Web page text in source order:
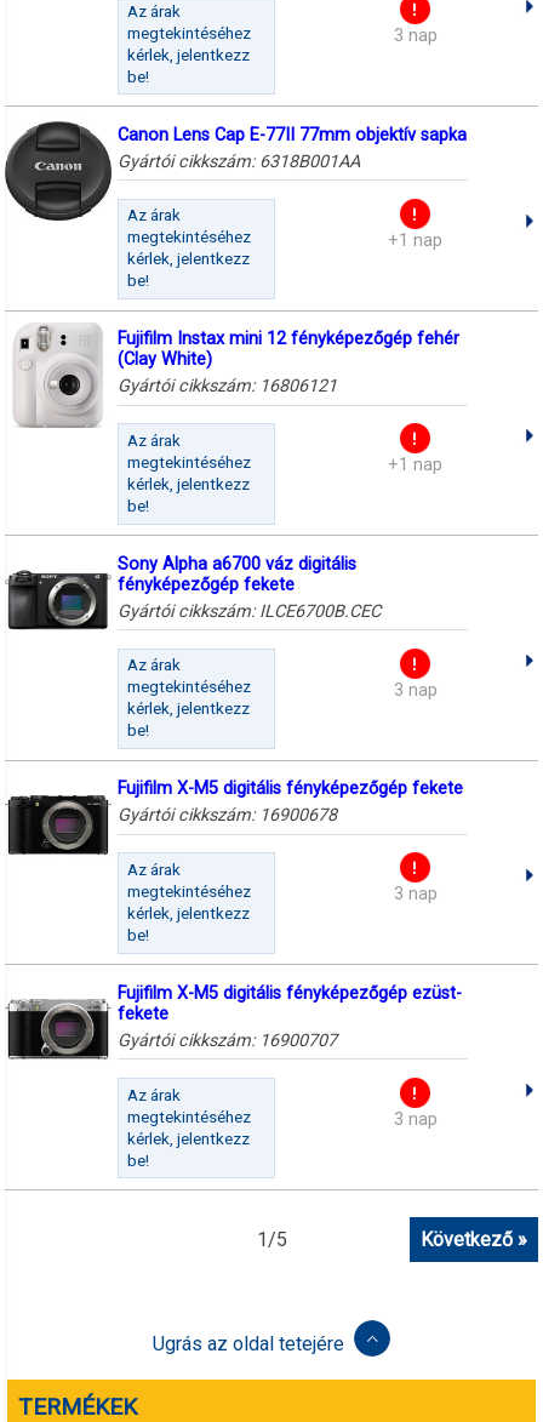
Az árak
megtekintéséhez
kérlek, jelentkezz
be!
3 nap
Canon Lens Cap E-77II 77mm objektív sapka
Gyártói cikkszám: 6318B001AA
Az árak
megtekintéséhez
kérlek, jelentkezz
be!
+1 nap
Fujifilm Instax mini 12 fényképezőgép fehér
(Clay White)
Gyártói cikkszám: 16806121
Az árak
megtekintéséhez
kérlek, jelentkezz
be!
+1 nap
Sony Alpha a6700 váz digitális
fényképezőgép fekete
Gyártói cikkszám: ILCE6700B.CEC
Az árak
megtekintéséhez
kérlek, jelentkezz
be!
3 nap
Fujifilm X-M5 digitális fényképezőgép fekete
Gyártói cikkszám: 16900678
Az árak
megtekintéséhez
kérlek, jelentkezz
be!
3 nap
Fujifilm X-M5 digitális fényképezőgép ezüst-
fekete
Gyártói cikkszám: 16900707
Az árak
megtekintéséhez
kérlek, jelentkezz
be!
3 nap
1/5 Következő »
Ugrás az oldal tetejére
TERMÉKEK